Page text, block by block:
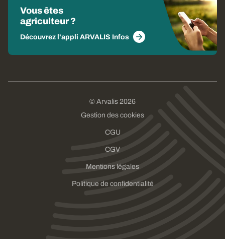
Vous êtes
agriculteur ?
Découvrez l'appli ARVALIS Infos
© Arvalis 2026
Gestion des cookies
CGU
CGV
Mentions légales
Politique de confidentialité